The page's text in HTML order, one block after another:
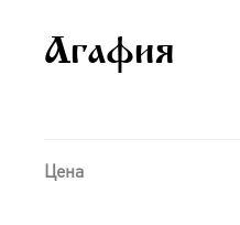
Агафия
Цена